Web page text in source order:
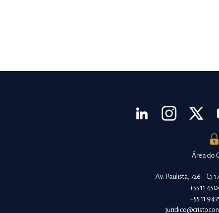
Área do
Av. Paulista, 726 – Cj.
+55 11
+55 11